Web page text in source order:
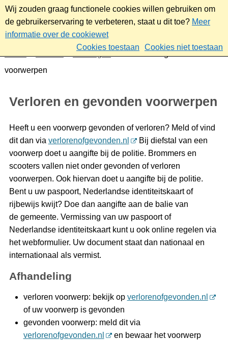
Wij zouden graag functionele cookies willen gebruiken om
de gebruikerservaring te verbeteren, staat u dit toe? Meer
informatie over de cookiewet
Cookies toestaan
Cookies niet toestaan
Meldingen
Verloren en gevonden
voorwerpen
Verloren en gevonden voorwerpen
Heeft u een voorwerp gevonden of verloren? Meld of vind
dit dan via verlorenofgevonden.nl
Bij diefstal van een
voorwerp doet u aangifte bij de politie. Brommers en
scooters vallen niet onder gevonden of verloren
voorwerpen. Ook hiervan doet u aangifte bij de politie.
Bent u uw paspoort, Nederlandse identiteitskaart of
rijbewijs kwijt? Doe dan aangifte aan de balie van
de gemeente. Vermissing van uw paspoort of
Nederlandse identiteitskaart kunt u ook online regelen via
het webformulier. Uw document staat dan nationaal en
internationaal als vermist.
Afhandeling
verloren voorwerp: bekijk op verlorenofgevonden.nl
of uw voorwerp is gevonden
gevonden voorwerp: meld dit via
verlorenofgevonden.nl
en bewaar het voorwerp